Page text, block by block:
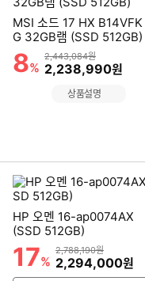
MSI 소드 17 HX B14VFK
G 32GB램 (SSD 512GB)
할인률
8%
상품금액
2,443,084원
할인금액
2,238,990원
상품설명
HP 오멘 16-ap0074AX
(SSD 512GB)
할인률
17%
상품금액
2,788,190원
할인금액
2,294,000원